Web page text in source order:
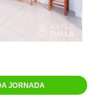
JORNADA